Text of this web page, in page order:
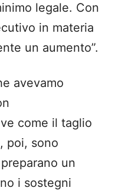
legale. Con
in materia
un aumento”.
avevamo
come il taglio
poi, sono
un
i sostegni